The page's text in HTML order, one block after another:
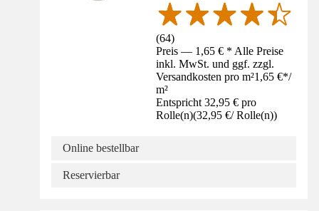
(64)
Preis — 1,65 € * Alle Preise
inkl. MwSt. und ggf. zzgl.
Versandkosten pro m²1,65 €*/
m²
Entspricht 32,95 € pro
Rolle(n)(32,95 €/ Rolle(n))
Online bestellbar
Reservierbar